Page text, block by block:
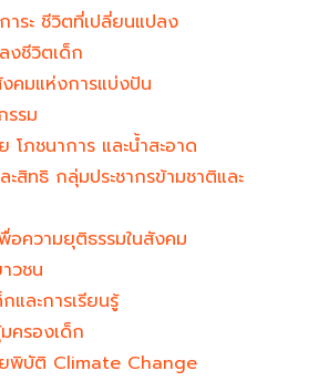
าระ ชีวิตที่เปลี่ยนแปลง
งชีวิตเด็ก
คมแห่งการแบ่งปัน
รรม
โภชนาการ และน้ำสะอาด
สิทธิ กลุ่มประชากรข้ามชาติและ
อความยุติธรรมในสังคม
วชน
ละการเรียนรู้
ครองเด็ก
พิบัติ Climate Change